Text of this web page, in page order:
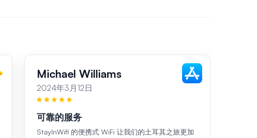
Michael Williams
2024年3月12日
可靠的服务
StayInWifi 的便携式 WiFi 让我们的土耳其之旅更加